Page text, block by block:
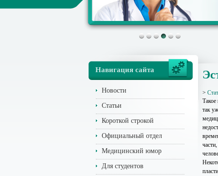
Навигация сайта
Новости
Статьи
Короткой строкой
Официальный отдел
Медицинский юмор
Для студентов
>
Такое
так